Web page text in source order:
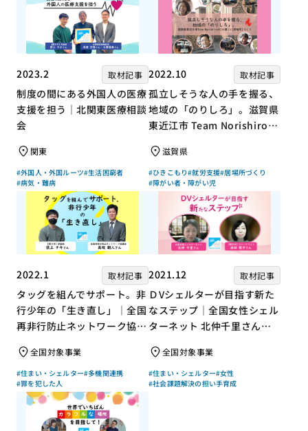
2023.2 取材記事
制度の間にある外国人の医療
支援を担う｜北関東医療相談
会
関東
#外国人・外国ルーツ#生活困窮者
#病気・難病
2022.10 取材記事
孤立しそうな人の手を握る、
地域の「のりしろ」。滋賀県
東近江市 Team Norishiroの
滋賀県
#ひきこもり#就労支援#居場所づくり
#障がい者・障がい児
2022.1 取材記事
タッグを組んでサポート。非
行少年の「生き直し」｜全国
再非行防止ネットワーク協議
上チキさん【聞き手】
全国対象事業
#住まい・シェルター#多機関連携
#罪を犯した人
2021.12 取材記事
ＤVシェルターが目指す新た
なステップ｜全国女性シェル
ターネット 北仲千里さん×
ん【聞き手】
全国対象事業
#住まい・シェルター#女性
#社会課題解決の担い手育成